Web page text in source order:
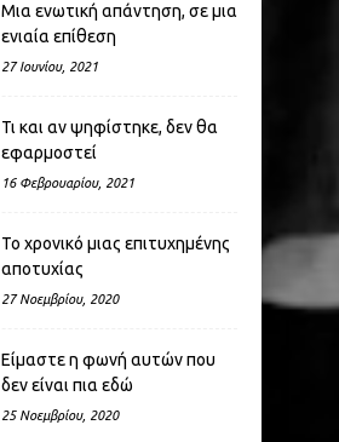
Μια ενωτική απάντηση, σε μια
ενιαία επίθεση
27 Ιουνίου, 2021
Τι και αν ψηφίστηκε, δεν θα
εφαρμοστεί
16 Φεβρουαρίου, 2021
Το χρονικό μιας επιτυχημένης
αποτυχίας
27 Νοεμβρίου, 2020
Είμαστε η φωνή αυτών που
δεν είναι πια εδώ
25 Νοεμβρίου, 2020